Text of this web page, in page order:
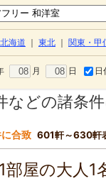
北海道 東北 関東・甲
月 日 日
などの諸条
合致 601軒～630軒
部屋の大人